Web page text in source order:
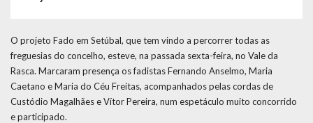
O projeto Fado em Setúbal, que tem vindo a percorrer todas as
freguesias do concelho, esteve, na passada sexta-feira, no Vale da
Rasca. Marcaram presença os fadistas Fernando Anselmo, Maria
Caetano e Maria do Céu Freitas, acompanhados pelas cordas de
Custódio Magalhães e Vítor Pereira, num espetáculo muito concorrido
e participado.